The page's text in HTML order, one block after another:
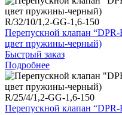
R/32/10/1,2-GG-1,6-150
Перепускной клапан
цвет пружины-черный)
Быстрый заказ
Подробнее
R/25/4/1,2-GG-1,6-150
Перепускной клапан